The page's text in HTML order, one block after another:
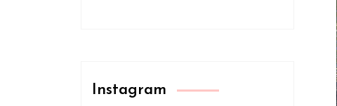
Instagram